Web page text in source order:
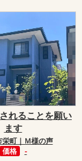
れることを願い
ます
栄町｜Ｍ様の声
価格
-